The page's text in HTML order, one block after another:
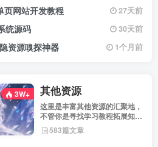
页网站开发教程 27天前
统源码 30天前
资源嗅探神器 1个月前
3W+ 其他资源
这里是丰富其他资源的汇聚地，
不管你是寻找学习教程拓展知
识，还是搜集各类素材激发创作
灵感，亦或是查询专业数据辅助
583篇文章